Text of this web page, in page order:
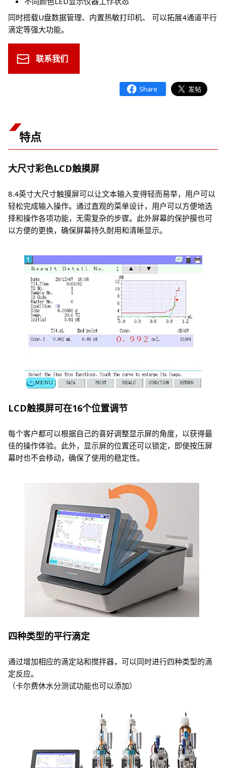
同时搭载U盘数据管理、内置热敏打印机、 可以拓展4通道平行
滴定等强大功能。
联系我们
特点
大尺寸彩色LCD触摸屏
8.4英寸大尺寸触摸屏可以让文本输入变得轻而易举，用户可以
轻松完成输入操作。通过直观的菜单设计，用户可以方便地选
择和操作各项功能，无需复杂的步骤。此外屏幕的保护膜也可
以方便的更换，确保屏幕持久耐用和清晰显示。
LCD触摸屏可在16个位置调节
每个客户都可以根据自己的喜好调整显示屏的角度，以获得最
佳的操作体验。此外，显示屏的位置还可以锁定，即使按压屏
幕时也不会移动，确保了使用的稳定性。
四种类型的平行滴定
通过增加相应的滴定站和搅拌器，可以同时进行四种类型的滴
定反应。
（卡尔费休水分测试功能也可以添加）